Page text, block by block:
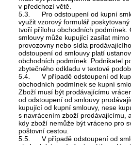
v předchozí větě.
5.3. Pro odstoupení od kupní
využit vzorový formulář
tvoří přílohu obchodních podmínek.
smlouvy může kupující zasílat mimo
provozovny nebo sídla
odstoupení od smlouvy platí
obchodních podmínek. Podnikatel
zbytečného odkladu v textové
5.4. V případě odstoupení od
obchodních podmínek se kupní
Zboží musí být prodávajícímu
od odstoupení od smlouvy
kupující od kupní smlouvy, nese
s navrácením zboží prodávajícímu,
kdy zboží nemůže být vráceno pro
poštovní cestou.
5.5. V případě odstoupení od